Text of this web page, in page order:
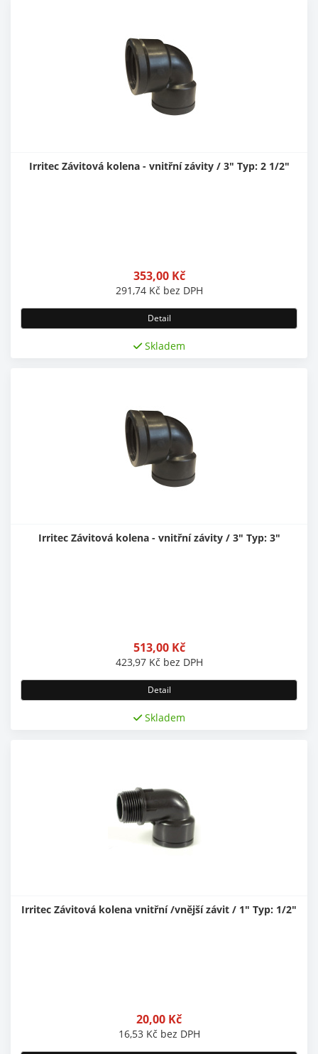
Irritec Závitová kolena - vnitřní závity / 3" Typ: 2 1/2"
353,00 Kč
291,74 Kč bez DPH
Detail
Skladem
Irritec Závitová kolena - vnitřní závity / 3" Typ: 3"
513,00 Kč
423,97 Kč bez DPH
Detail
Skladem
Irritec Závitová kolena vnitřní /vnější závit / 1" Typ: 1/2"
20,00 Kč
16,53 Kč bez DPH